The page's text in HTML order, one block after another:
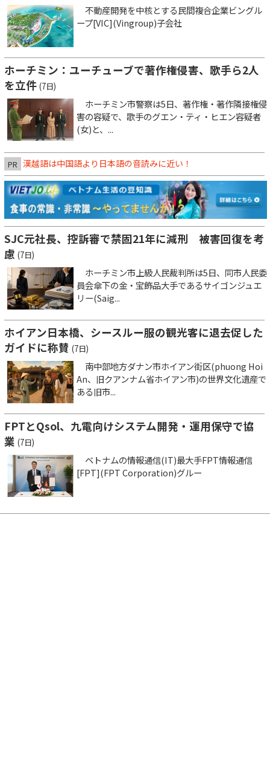
不動産開発を中核とする民間複合企業ビングル
ープ[VIC](Vingroup)子会社
ホーチミン：ユーチューブで著作権侵害、歌手ら2人
を立件 (7日)
ホーチミン市警察は5日、著作権・著作隣接権侵
害の容疑で、歌手のグエン・ティ・ヒエン容疑者
(女)と、...
PR 漢越語は中国語より日本語の音読みに近い！
SJC元社長、控訴審で禁固21年に減刑 被害回復を考
慮 (7日)
ホーチミン市上級人民裁判所は5日、同市人民委
員会傘下の金・宝飾品大手であるサイゴンジュエ
リー(Saig...
ホイアン日本橋、シースルー服の観光客に退去促した
ガイドに称賛 (7日)
南中部地方ダナン市ホイアン街区(phuong Hoi
An、旧クアンナム省ホイアン市)の世界文化遺産で
ある旧市...
FPTとQsol、九電向けシステム開発・運用保守で協
業 (7日)
ベトナムの情報通信(IT)最大手FPT情報通信
[FPT](FPT Corporation)グルー